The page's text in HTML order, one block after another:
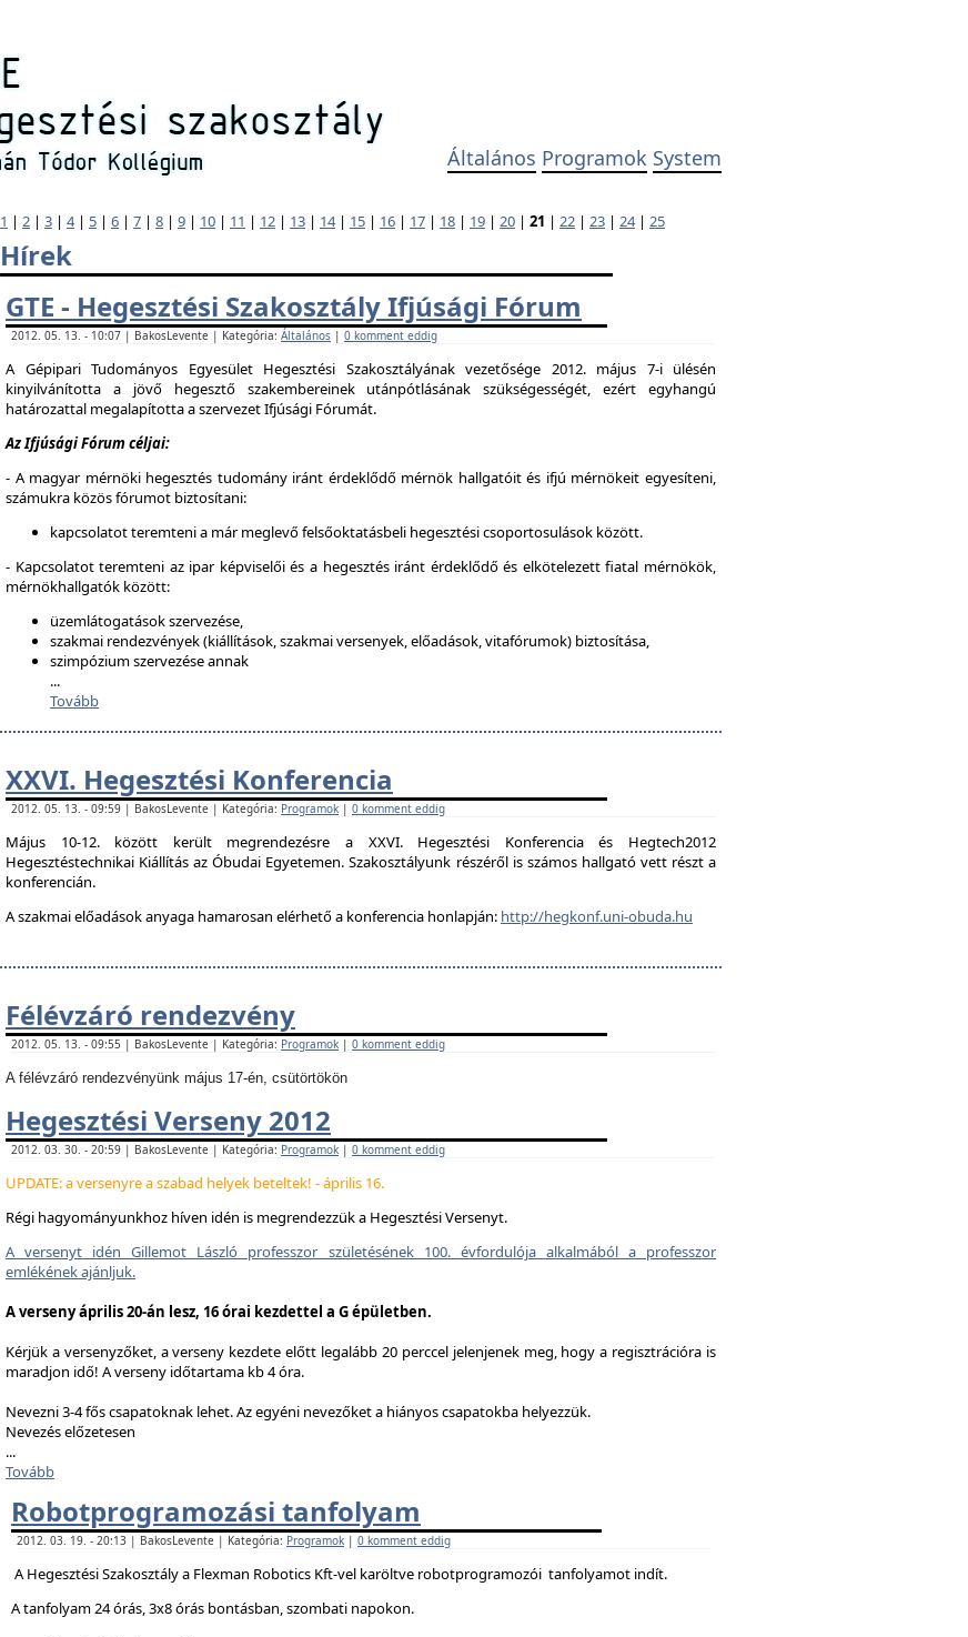
Általános Programok System
1 | 2 | 3 | 4| 5 | 6 | 7 | 8 | 9 | 10 | 11 | 12 | 13 | 14| 15 | 16 | 17 | 18 | 19 | 20 | 21 | 22 | 23 | 24| 25
Hírek
GTE - Hegesztési Szakosztály Ifjúsági Fórum
2012. 05. 13. - 10:07 | BakosLevente | Kategória: Általános | 0 komment eddig
A Gépipari Tudományos Egyesület Hegesztési Szakosztályának vezetősége 2012. május 7-i ülésén
kinyilvánította a jövő hegesztő szakembereinek utánpótlásának szükségességét, ezért egyhangú
határozattal megalapította a szervezet Ifjúsági Fórumát.
Az Ifjúsági Fórum céljai:
- A magyar mérnöki hegesztés tudomány iránt érdeklődő mérnök hallgatóit és ifjú mérnökeit egyesíteni,
számukra közös fórumot biztosítani:
kapcsolatot teremteni a már meglevő felsőoktatásbeli hegesztési csoportosulások között.
- Kapcsolatot teremteni az ipar képviselői és a hegesztés iránt érdeklődő és elkötelezett fiatal mérnökök,
mérnökhallgatók között:
üzemlátogatások szervezése,
szakmai rendezvények (kiállítások, szakmai versenyek, előadások, vitafórumok) biztosítása,
szimpózium szervezése annak
...
Tovább
XXVI. Hegesztési Konferencia
2012. 05. 13. - 09:59 | BakosLevente | Kategória: Programok | 0 komment eddig
Május 10-12. között került megrendezésre a XXVI. Hegesztési Konferencia és Hegtech2012
Hegesztéstechnikai Kiállítás az Óbudai Egyetemen. Szakosztályunk részéről is számos hallgató vett részt a
konferencián.
A szakmai előadások anyaga hamarosan elérhető a konferencia honlapján: http://hegkonf.uni-obuda.hu
Félévzáró rendezvény
2012. 05. 13. - 09:55 | BakosLevente | Kategória: Programok | 0 komment eddig
A félévzáró rendezvényünk május 17-én, csütörtökön
Hegesztési Verseny 2012
2012. 03. 30. - 20:59 | BakosLevente | Kategória: Programok | 0 komment eddig
UPDATE: a versenyre a szabad helyek beteltek! - április 16.
Régi hagyományunkhoz híven idén is megrendezzük a Hegesztési Versenyt.
A versenyt idén Gillemot László professzor születésének 100. évfordulója alkalmából a professzor
emlékének ajánljuk.
A verseny április 20-án lesz, 16 órai kezdettel a G épületben.
Kérjük a versenyzőket, a verseny kezdete előtt legalább 20 perccel jelenjenek meg, hogy a regisztrációra is
maradjon idő! A verseny időtartama kb 4 óra.
Nevezni 3-4 fős csapatoknak lehet. Az egyéni nevezőket a hiányos csapatokba helyezzük.
Nevezés előzetesen
...
Tovább
Robotprogramozási tanfolyam
2012. 03. 19. - 20:13 | BakosLevente | Kategória: Programok | 0 komment eddig
A Hegesztési Szakosztály a Flexman Robotics Kft-vel karöltve robotprogramozói tanfolyamot indít.
A tanfolyam 24 órás, 3x8 órás bontásban, szombati napokon.